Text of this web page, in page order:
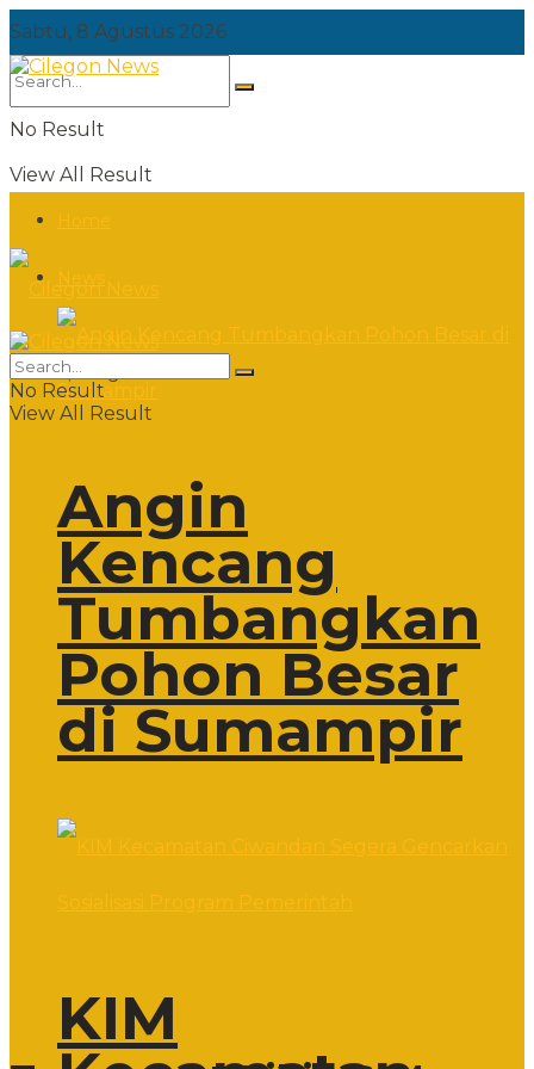
Sabtu, 8 Agustus 2026
No Result
View All Result
Angin
Kencang
Tumbangkan
Pohon Besar
di Sumampir
KIM
Sabtu, 8 Agustus 2026
No Result
View All Result